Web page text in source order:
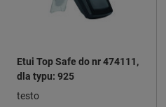
Etui Top Safe do nr 474111,
dla typu: 925
testo